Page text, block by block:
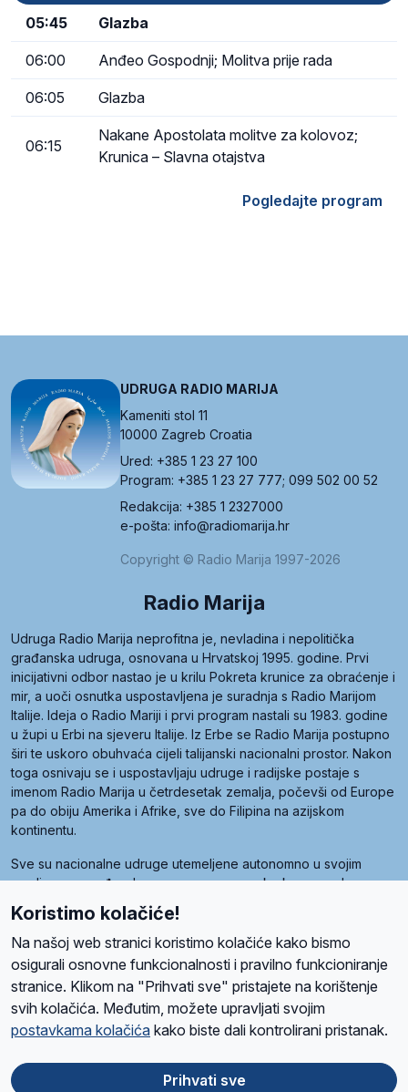
05:45 Glazba
06:00 Anđeo Gospodnji; Molitva prije rada
06:05 Glazba
06:15
Nakane Apostolata molitve za kolovoz;
Krunica – Slavna otajstva
Pogledajte program
UDRUGA RADIO MARIJA
Kameniti stol 11
10000 Zagreb Croatia
Ured: +385 1 23 27 100
Program: +385 1 23 27 777; 099 502 00 52
Redakcija: +385 1 2327000
e-pošta: info@radiomarija.hr
Copyright © Radio Marija 1997-2026
Radio Marija
Udruga Radio Marija neprofitna je, nevladina i nepolitička
građanska udruga, osnovana u Hrvatskoj 1995. godine. Prvi
inicijativni odbor nastao je u krilu Pokreta krunice za obraćenje i
mir, a uoči osnutka uspostavljena je suradnja s Radio Marijom
Italije. Ideja o Radio Mariji i prvi program nastali su 1983. godine
u župi u Erbi na sjeveru Italije. Iz Erbe se Radio Marija postupno
širi te uskoro obuhvaća cijeli talijanski nacionalni prostor. Nakon
toga osnivaju se i uspostavljaju udruge i radijske postaje s
imenom Radio Marija u četrdesetak zemalja, počevši od Europe
pa do obiju Amerika i Afrike, sve do Filipina na azijskom
kontinentu.
Sve su nacionalne udruge utemeljene autonomno u svojim
zemljama, a međusobna su povezane preko krovne udruge
pod nazivom Svjetska obitelj Radio Marije (World Family of
Radio Maria). Svjetsku obitelj utemeljilo je sedam članica, među
kojima je i hrvatska Udruga Radio Marija.
O namaRadio ProgramVolonteriPrijateljiKontaktPravila privatnosti
Ova stranica je zaštićena Google reCAPTCHA sustavom
Koristimo kolačiće!
Na našoj web stranici koristimo kolačiće kako bismo
osigurali osnovne funkcionalnosti i pravilno funkcioniranje
stranice. Klikom na "Prihvati sve" pristajete na korištenje
svih kolačića. Međutim, možete upravljati svojim
postavkama kolačića kako biste dali kontrolirani pristanak.
Prihvati sve